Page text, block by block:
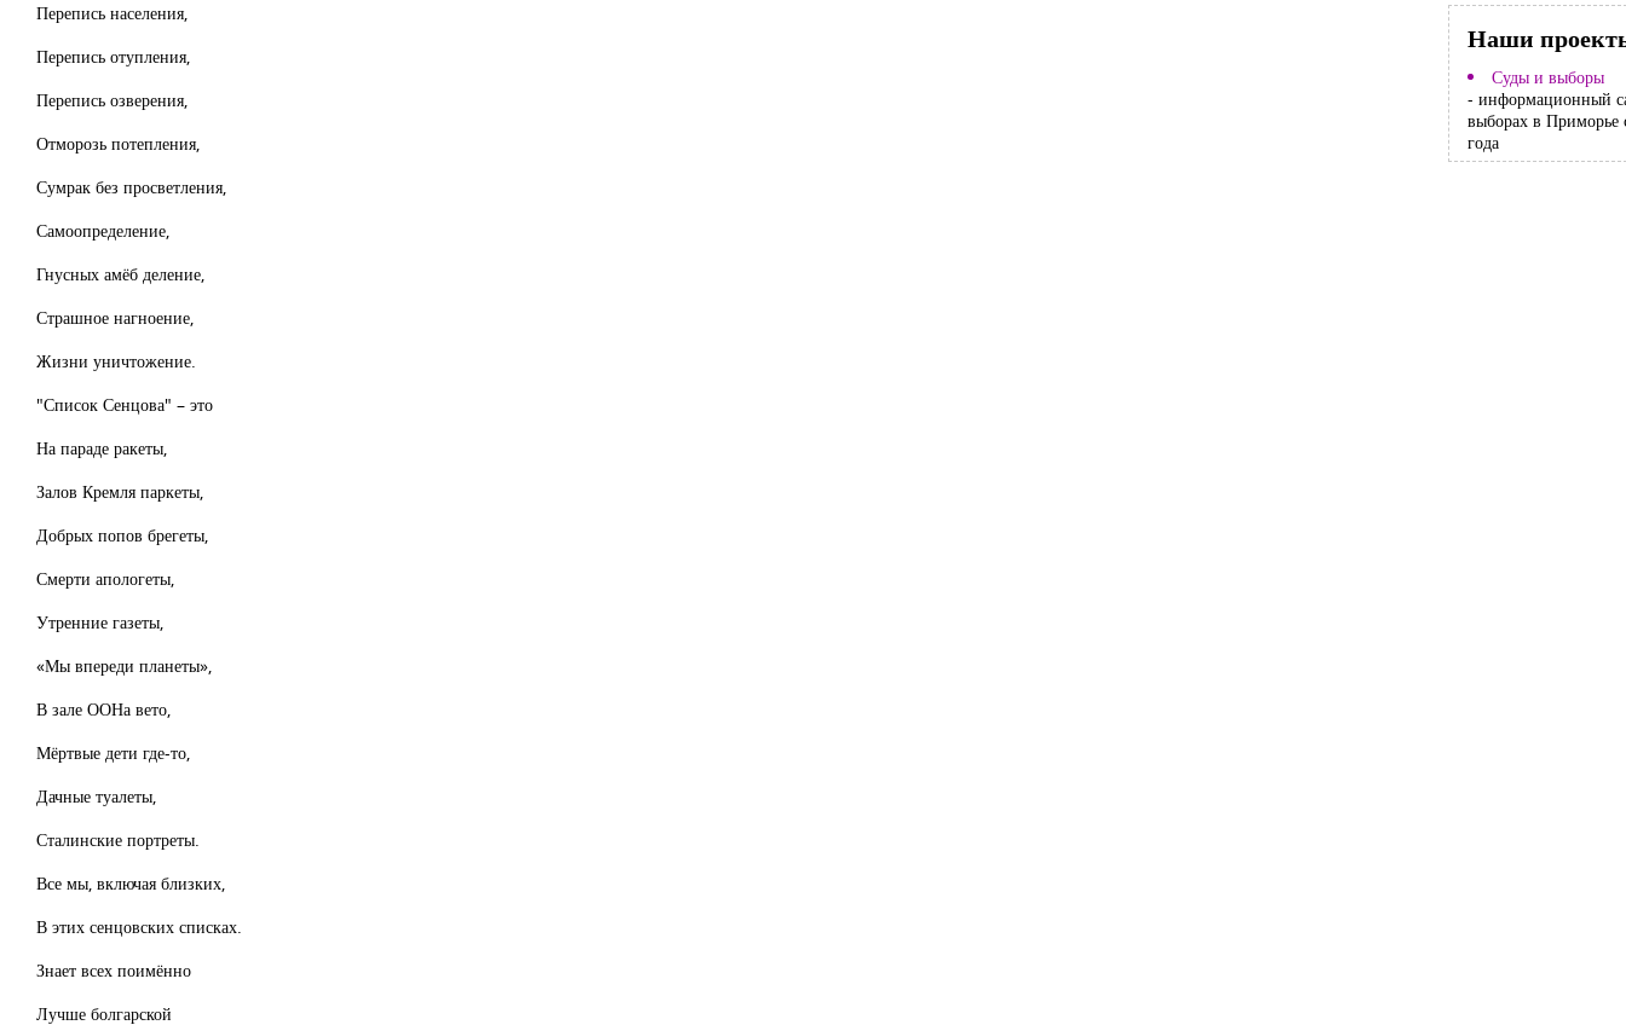
Перепись населения,
Перепись отупления,
Перепись озверения,
Отморозь потепления,
Сумрак без просветления,
Самоопределение,
Гнусных амёб деление,
Страшное нагноение,
Жизни уничтожение.
"Список Сенцова" – это
На параде ракеты,
Залов Кремля паркеты,
Добрых попов брегеты,
Смерти апологеты,
Утренние газеты,
«Мы впереди планеты»,
В зале ООНа вето,
Мёртвые дети где-то,
Дачные туалеты,
Сталинские портреты.
Все мы, включая близких,
В этих сенцовских списках.
Знает всех поимённо
Лучше болгарской
Наши
Суды и выборы
- информационный
выборах в Приморье
года